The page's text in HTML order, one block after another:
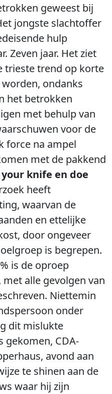
geweest bij
jongste slachtoffer
hulp
Zeven jaar. Het ziet
trieste trend op korte
ondanks
het betrokken
met behulp van
voor de
force na ampel
met de pakkend
your knife en doe
heeft
waarvan de
en ettelijke
door ongeveer
is begrepen.
is de oproep
alle gevolgen van
Niettemin
onder
dit mislukte
CDA-
avond aan
te shinen aan de
waar hij zijn